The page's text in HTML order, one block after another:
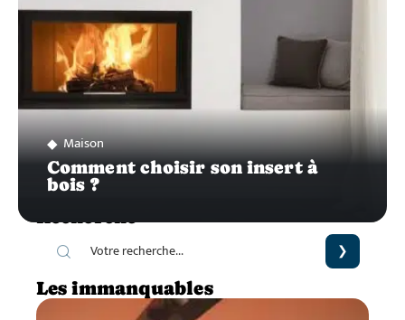
Maison
Comment choisir son insert à
bois ?
Recherche
Les immanquables